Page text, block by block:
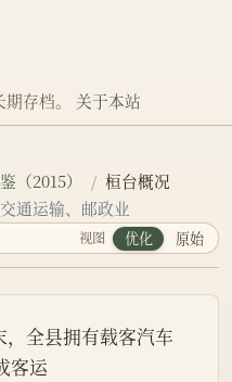
存档。 关于本站
（2015）
桓台概况
通运输、邮政业
视图 优化 原始
全县拥有载客汽车
客运